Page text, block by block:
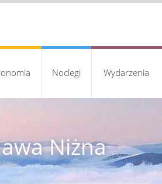
Noclegi Wydarzenia
Niżna